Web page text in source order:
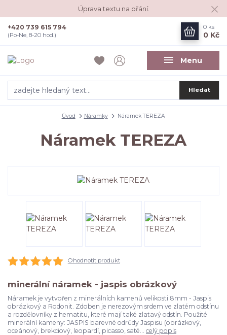
Úprava textu na přání.
Menu
Hledat
+420 739 615 794
(Po-Ne, 8-20 hod.)
0 ks
0 Kč
Úvod Náramky Náramek TEREZA
Náramek TEREZA
Ohodnotit produkt
minerální náramek - jaspis obrázkový
Náramek je vytvořen z minerálních kamenů velikosti 8mm - Jaspis
obrázkový a Rodonit. Zdoben je nerezovým srdem ve zlatém odstínu
a rozdělovníky z hematitu, které mají také zlatavý odstín. Použité
minerální kameny: JASPIS barevné odrůdy Jaspisu (obrázkový,
oceánový, brekciový, leopardí, picasso, saté... celý popis